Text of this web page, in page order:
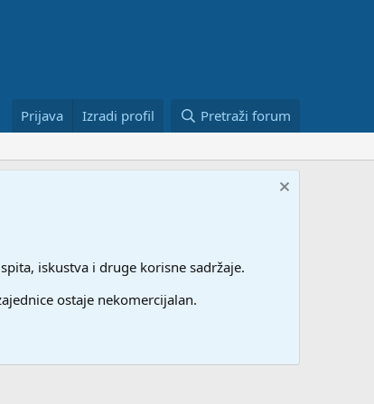
Prijava Izradi profil Pretraži forum
iskustva i druge korisne sadržaje.
ostaje nekomercijalan.